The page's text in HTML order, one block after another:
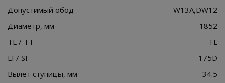
Допустимый обод
W13A,DW12
Диаметр, мм
1852
TL / TT
TL
LI / SI
175D
Вылет ступицы, мм
34.5